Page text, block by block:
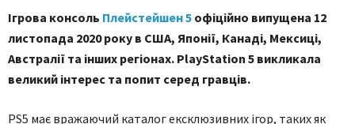
Ігрова консоль Плейстейшен 5 офіційно випущена 12
листопада 2020 року в США, Японії, Канаді, Мексиці,
Австралії та інших регіонах. PlayStation 5 викликала
великий інтерес та попит серед гравців.
PS5 має вражаючий каталог ексклюзивних ігор, таких як